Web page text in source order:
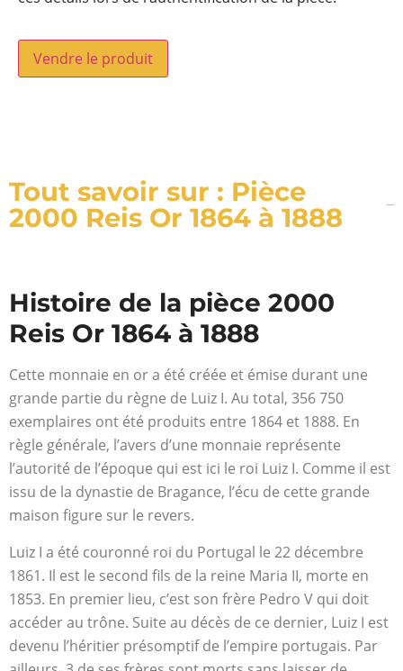
Vendre le produit
Tout savoir sur : Pièce
2000 Reis Or 1864 à 1888
Histoire de la pièce 2000
Reis Or 1864 à 1888
Cette monnaie en or a été créée et émise durant une
grande partie du règne de Luiz I. Au total, 356 750
exemplaires ont été produits entre 1864 et 1888. En
règle générale, l’avers d’une monnaie représente
l’autorité de l’époque qui est ici le roi Luiz I. Comme il est
issu de la dynastie de Bragance, l’écu de cette grande
maison figure sur le revers.
Luiz I a été couronné roi du Portugal le 22 décembre
1861. Il est le second fils de la reine Maria II, morte en
1853. En premier lieu, c’est son frère Pedro V qui doit
accéder au trône. Suite au décès de ce dernier, Luiz I est
devenu l’héritier présomptif de l’empire portugais. Par